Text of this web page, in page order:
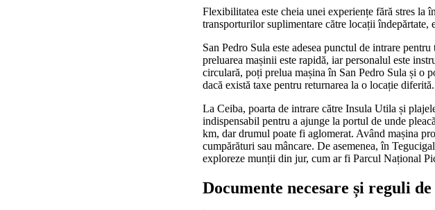
Flexibilitatea este cheia unei experiențe fără stres la
transporturilor suplimentare către locații îndepărtate,
San Pedro Sula este adesea punctul de intrare
preluarea mașinii este rapidă, iar personalul este
circulară, poți prelua mașina în San Pedro Sula și o
dacă există taxe pentru returnarea la o locație diferită.
La Ceiba, poarta de intrare către Insula Utila și
indispensabil pentru a ajunge la portul de unde
km, dar drumul poate fi aglomerat. Având mașina
cumpărături sau mâncare. De asemenea, în
exploreze munții din jur, cum ar fi Parcul Național
Documente necesare și reguli